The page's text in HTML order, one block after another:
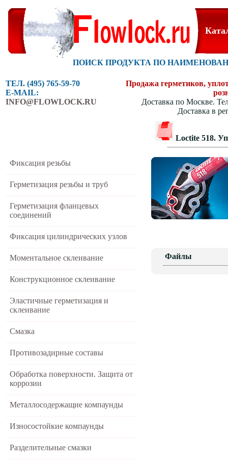
ПОИСК ПРОДУКТА ПО
ТЕЛ. (495) 765-59-70
E-MAIL:
INFO@FLOWLOCK.RU
Продажа герметиков,
Доставка по Москве.
Доставка в
Фиксация резьбы
Герметизация резьбы и труб
Герметизация фланцевых
соединений
Фиксация цилиндрических узлов
Моментальное склеивание
Конструкционное склеивание
Эластичные герметизация и
склеивание
Смазка
Противозадирные составы
Обработка поверхности. Защита от
коррозии
Металлосодержащие компаунды
Износостойкие компаунды
Разделительные смазки
Loctite 518.
Файлы